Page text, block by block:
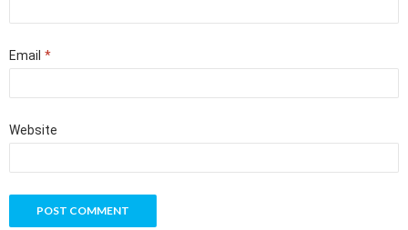
Email *
Website